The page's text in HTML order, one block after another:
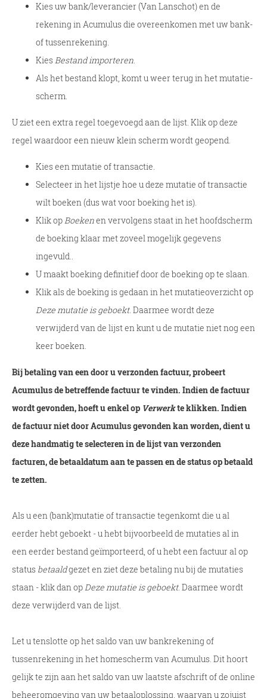
Kies uw bank/leverancier (Van Lanschot) en de
rekening in Acumulus die overeenkomen met uw bank-
of tussenrekening.
Kies Bestand importeren.
Als het bestand klopt, komt u weer terug in het mutatie-
scherm.
U ziet een extra regel toegevoegd aan de lijst. Klik op deze
regel waardoor een nieuw klein scherm wordt geopend.
Kies een mutatie of transactie.
Selecteer in het lijstje hoe u deze mutatie of transactie
wilt boeken (dus wat voor boeking het is).
Klik opBoekenen vervolgens staat in het hoofdscherm
de boeking klaar met zoveel mogelijk gegevens
ingevuld..
U maakt boeking definitief door de boeking op te slaan.
Klik als de boeking is gedaan in het mutatieoverzicht op
Deze mutatie is geboekt. Daarmee wordt deze
verwijderd van de lijst en kunt u de mutatie niet nog een
keer boeken.
Bij betaling van een door u verzonden factuur, probeert
Acumulus de betreffende factuur te vinden. Indien de factuur
wordt gevonden, hoeft u enkel op Verwerkte klikken. Indien
de factuur niet door Acumulus gevonden kan worden, dient u
deze handmatig te selecteren in de lijst van verzonden
facturen, de betaaldatum aan te passen en de status op betaald
te zetten.
Als u een (bank)mutatie of transactie tegenkomt die u al
eerder hebt geboekt - u hebt bijvoorbeeld de mutaties al in
een eerder bestand geïmporteerd, of u hebt een factuur al op
status betaaldgezet en ziet deze betaling nu bij de mutaties
staan - klik dan opDeze mutatie is geboekt. Daarmee wordt
deze verwijderd van de lijst.
Let u tenslotte op het saldo van uw bankrekening of
tussenrekening in het homescherm van Acumulus. Dit hoort
gelijk te zijn aan het saldo van uw laatste afschrift of de online
beheeromgeving van uw betaaloplossing, waarvan u zojuist